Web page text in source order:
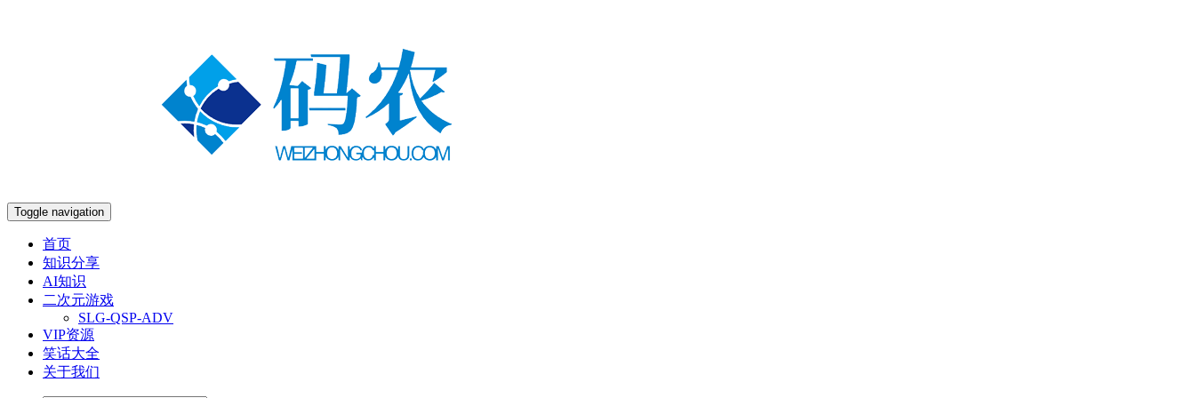
Toggle navigation
首页
知识分享
AI知识
二次元游戏
SLG-QSP-ADV
VIP资源
笑话大全
关于我们